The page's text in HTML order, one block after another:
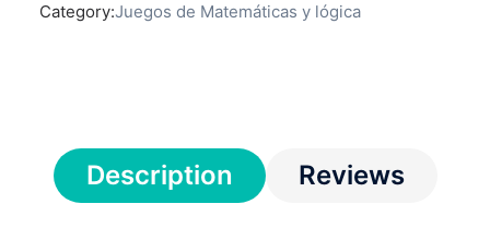
Category:Juegos de Matemáticas y lógica
Description Reviews